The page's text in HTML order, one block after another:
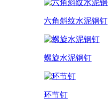
六角斜纹水泥钢钉
螺旋水泥钢钉
环节钉